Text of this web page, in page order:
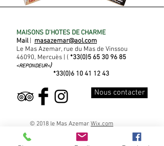
MAISONS D'HOTES DE CHARME
Mail
masazemar@aol.com
Le Mas Azemar, rue du Mas de Vinssou
46090, Mercuès | ( *33(0)5 65 30 96 85
<REPONDEUR<)
*33(0)6 10 41 12 43
Nous contacter
© 2018 le Mas Azemar Wix.com
Sabine et Claude PATROLIN, vous accueilleront